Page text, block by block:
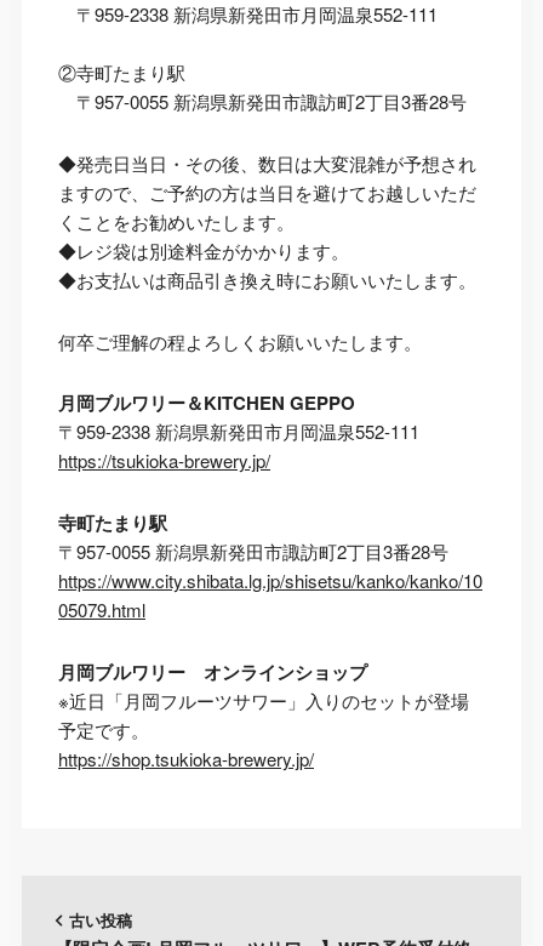
〒959-2338 新潟県新発田市月岡温泉552-111
②寺町たまり駅
〒957-0055 新潟県新発田市諏訪町2丁目3番28号
◆発売日当日・その後、数日は大変混雑が予想され
ますので、ご予約の方は当日を避けてお越しいただ
くことをお勧めいたします。
◆レジ袋は別途料金がかかります。
◆お支払いは商品引き換え時にお願いいたします。
何卒ご理解の程よろしくお願いいたします。
月岡ブルワリー＆KITCHEN GEPPO
〒959-2338 新潟県新発田市月岡温泉552-111
https://tsukioka-brewery.jp/
寺町たまり駅
〒957-0055 新潟県新発田市諏訪町2丁目3番28号
https://www.city.shibata.lg.jp/shisetsu/kanko/kanko/10
05079.html
月岡ブルワリー オンラインショップ
※近日「月岡フルーツサワー」入りのセットが登場
予定です。
https://shop.tsukioka-brewery.jp/
古い投稿